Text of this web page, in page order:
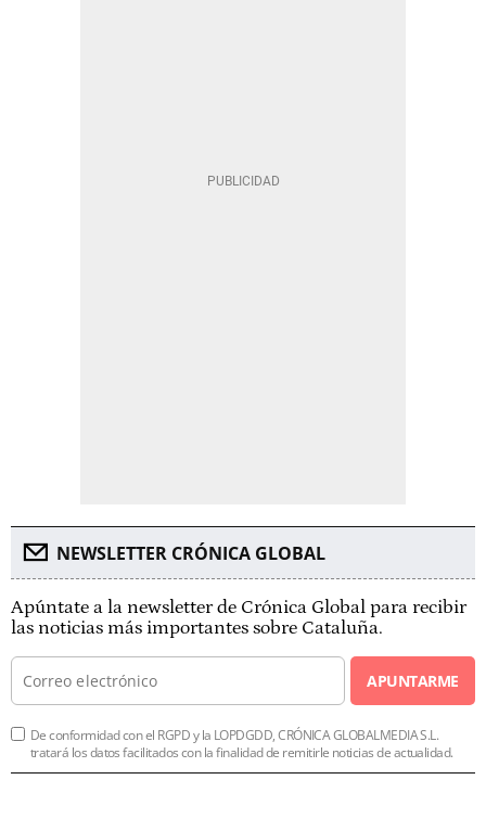
NEWSLETTER CRÓNICA GLOBAL
Apúntate a la newsletter de Crónica Global para recibir
las noticias más importantes sobre Cataluña.
APUNTARME
De conformidad con el RGPD y la LOPDGDD, CRÓNICA GLOBALMEDIA S.L.
tratará los datos facilitados con la finalidad de remitirle noticias de actualidad.